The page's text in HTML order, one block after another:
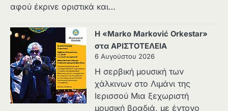
αφού έκρινε οριστικά και…
Η «Marko Marković Orkestar»
στα ΑΡΙΣΤΟΤΕΛΕΙΑ
6 Αυγούστου 2026
Η σερβική μουσική των
χάλκινων στο Λιμάνι της
Ιερισσού Μια ξεχωριστή
μουσική βραδιά, με έντονο